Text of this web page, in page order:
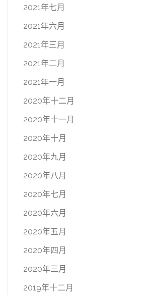
2021年七月
2021年六月
2021年三月
2021年二月
2021年一月
2020年十二月
2020年十一月
2020年十月
2020年九月
2020年八月
2020年七月
2020年六月
2020年五月
2020年四月
2020年三月
2019年十二月